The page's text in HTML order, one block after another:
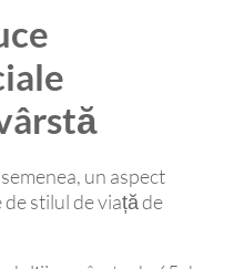
un aspect
stilul de viață de